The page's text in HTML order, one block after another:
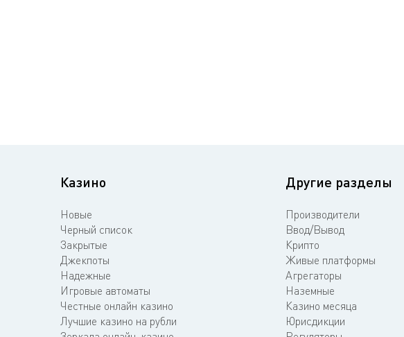
Казино
Новые
Черный список
Закрытые
Джекпоты
Надежные
Игровые автоматы
Честные онлайн казино
Лучшие казино на рубли
Другие разделы
Производители
Ввод/Вывод
Крипто
Живые платформы
Агрегаторы
Наземные
Казино месяца
Юрисдикции